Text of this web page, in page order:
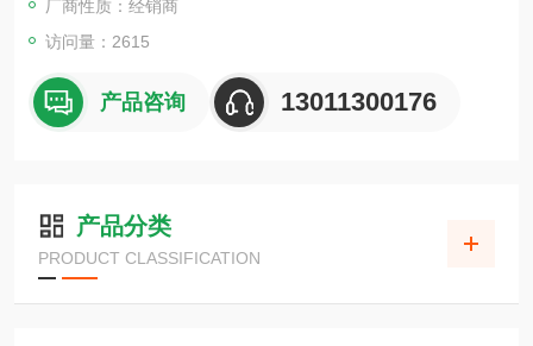
厂商性质：经销商
访问量：2615
产品咨询 13011300176
产品分类
PRODUCT CLASSIFICATION